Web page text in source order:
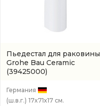
Пьедестал для раковины
Grohe Bau Ceramic
(39425000)
Германия
(ш.в.г.) 17x71x17 см.